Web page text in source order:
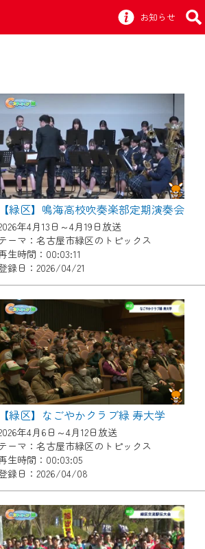
お知らせ
【緑区】鳴海高校吹奏楽部定期演奏会
年4月13日～4月19日放送
テーマ：名古屋市緑区のトピックス
生時間：00:03:11
録日：2026/04/21
【緑区】なごやかクラブ緑 寿大学
年4月6日～4月12日放送
テーマ：名古屋市緑区のトピックス
生時間：00:03:05
録日：2026/04/08
せ
ーアルします！
瞭然。
でも！
ます！
、
が必要となります。
頂くためのIDです。
しています。